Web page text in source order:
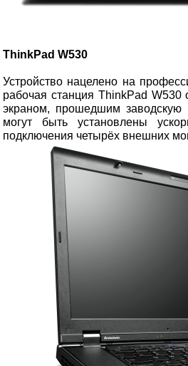
ThinkPad W530
Устройство нацелено на
рабочая станция ThinkPad
экраном, прошедшим заводскую
могут быть установлены
подключения четырёх внешних